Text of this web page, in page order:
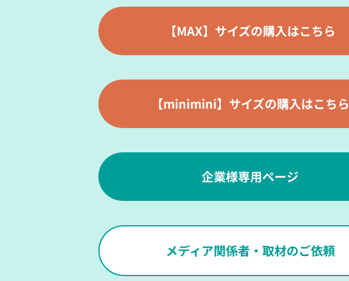
【MAX】サイズの購入はこちら
【minimini】サイズの購入はこちら
企業様専用ページ
メディア関係者・取材のご依頼